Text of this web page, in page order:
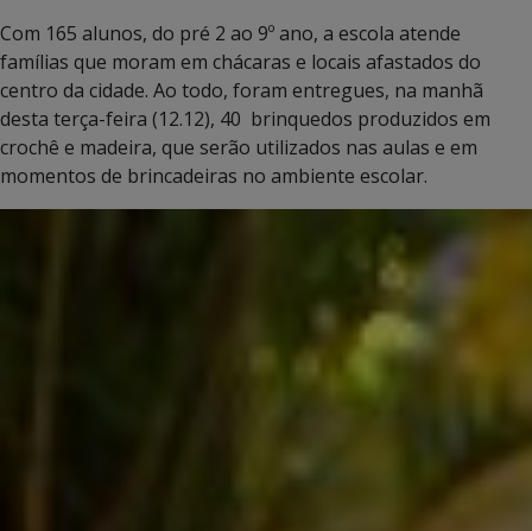
Com 165 alunos, do pré 2 ao 9º ano, a escola atende
famílias que moram em chácaras e locais afastados do
centro da cidade. Ao todo, foram entregues, na manhã
desta terça-feira (12.12), 40 brinquedos produzidos em
crochê e madeira, que serão utilizados nas aulas e em
momentos de brincadeiras no ambiente escolar.